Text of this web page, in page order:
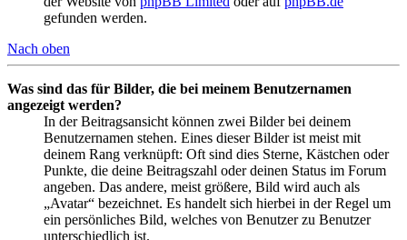
gefunden werden.
Nach oben
Was sind das für Bilder, die bei meinem Benutzernamen
angezeigt werden?
In der Beitragsansicht können zwei Bilder bei deinem
Benutzernamen stehen. Eines dieser Bilder ist meist mit
deinem Rang verknüpft: Oft sind dies Sterne, Kästchen oder
Punkte, die deine Beitragszahl oder deinen Status im Forum
angeben. Das andere, meist größere, Bild wird auch als
„Avatar“ bezeichnet. Es handelt sich hierbei in der Regel um
ein persönliches Bild, welches von Benutzer zu Benutzer
unterschiedlich ist.